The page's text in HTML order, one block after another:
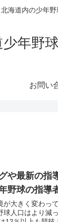
北海道内の少年
年野
お問い
や最新の指
野球の指導
が大きく変わっ
球人口はより減